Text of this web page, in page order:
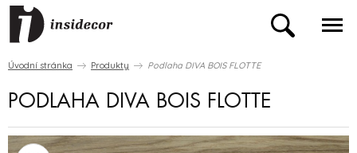
Úvodní stránka Produkty Podlaha DIVA BOIS FLOTTE
PODLAHA DIVA BOIS FLOTTE